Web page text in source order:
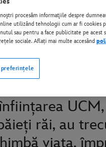
și acum
răi, au
viața,
procesăm informaţiile despre
utilizând tehnologii cum ar fi cookies
sau pentru a face publicitate pe
sociale. Aflați mai multe accesând
preferințele